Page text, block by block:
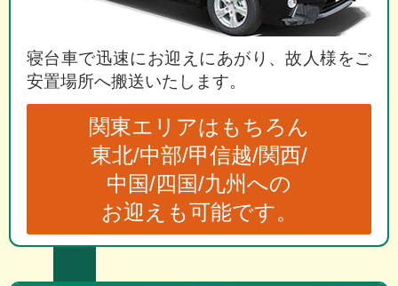
寝台車で迅速にお迎えにあがり、故人様をご
安置場所へ搬送いたします。
関東エリアはもちろん
東北/中部/甲信越/関西/
中国/四国/九州への
お迎えも可能です。